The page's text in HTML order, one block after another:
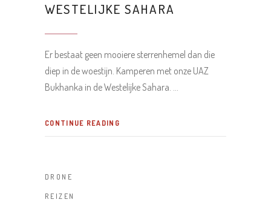
WESTELIJKE SAHARA
Er bestaat geen mooiere sterrenhemel dan die
diep in de woestijn. Kamperen met onze UAZ
Bukhanka in de Westelijke Sahara.
CONTINUE READING
DRONE
REIZEN